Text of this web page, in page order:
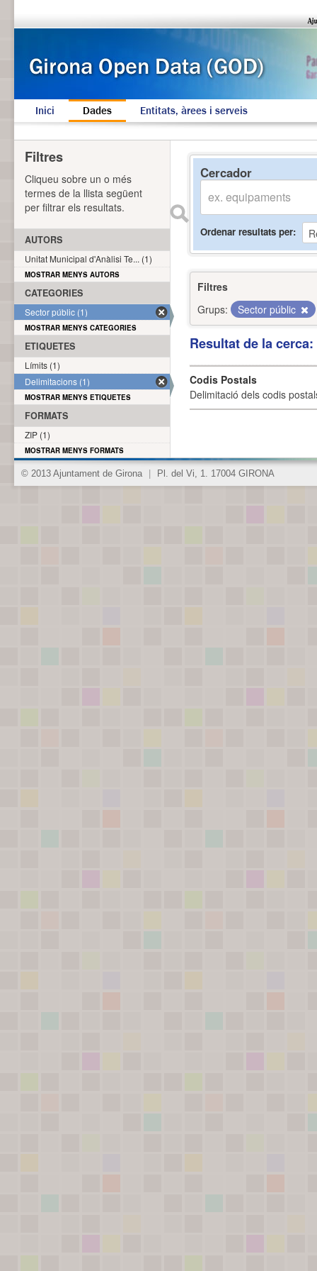
Inici Dades Entitats, àrees i serveis
Cercador
Ordenar resultats per
Filtres
Grups:
Sector públic
Resultat de la
Codis Postals
Delimitació dels codis
Filtres
Cliqueu sobre un o més
termes de la llista següent
per filtrar els resultats.
AUTORS
Unitat Municipal d'Anàlisi Te... (1)
MOSTRAR MENYS AUTORS
CATEGORIES
Sector públic (1)
MOSTRAR MENYS CATEGORIES
ETIQUETES
Límits (1)
Delimitacions (1)
MOSTRAR MENYS ETIQUETES
FORMATS
ZIP (1)
MOSTRAR MENYS FORMATS
© 2013 Ajuntament de Girona Pl. del Vi, 1. 17004 GIRONA